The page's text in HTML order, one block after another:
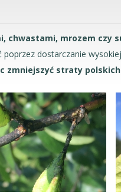
chwastami, mrozem czy
dostarczanie
zmniejszyć straty